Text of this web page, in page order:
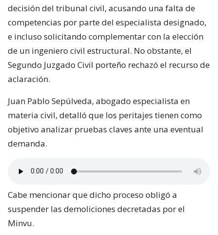
decisión del tribunal civil, acusando una falta de
competencias por parte del especialista designado,
e incluso solicitando complementar con la elección
de un ingeniero civil estructural. No obstante, el
Segundo Juzgado Civil porteño rechazó el recurso de
aclaración.
Juan Pablo Sepúlveda, abogado especialista en
materia civil, detalló que los peritajes tienen como
objetivo analizar pruebas claves ante una eventual
demanda.
Cabe mencionar que dicho proceso obligó a
suspender las demoliciones decretadas por el
Minvu.